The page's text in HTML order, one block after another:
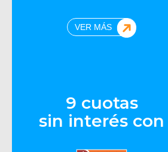
VER MÁS
9 cuotas
sin interés con